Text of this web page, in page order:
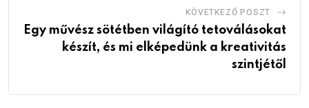
KÖVETKEZŐ POSZT
Egy művész sötétben világító tetoválásokat
készít, és mi elképedünk a kreativitás
szintjétől